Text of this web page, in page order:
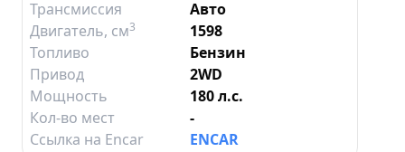
Трансмиссия
Авто
Двигатель, см3
1598
Топливо
Бензин
Привод
2WD
Мощность
180 л.с.
Кол-во мест
-
Ссылка на Encar
ENCAR